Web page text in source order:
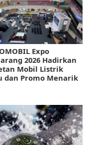
Expo
2026 Hadirkan
Mobil Listrik
dan Promo Menarik